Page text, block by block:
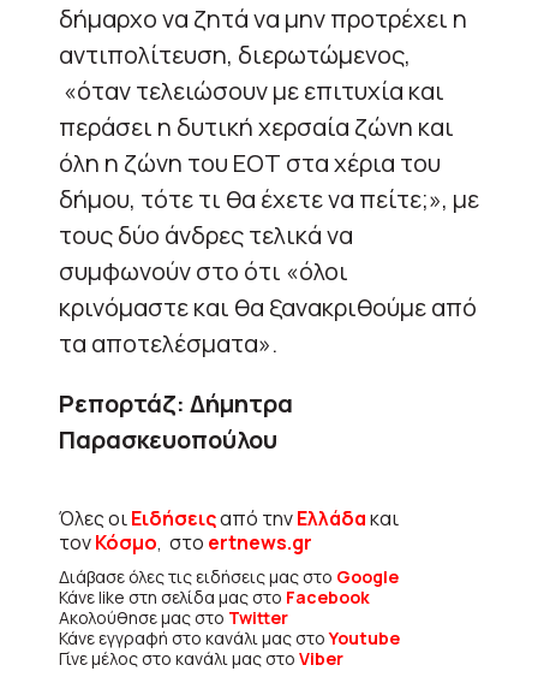
δήμαρχο να ζητά να μην προτρέχει η
αντιπολίτευση, διερωτώμενος,
«όταν τελειώσουν με επιτυχία και
περάσει η δυτική χερσαία ζώνη και
όλη η ζώνη του ΕΟΤ στα χέρια του
δήμου, τότε τι θα έχετε να πείτε;», με
τους δύο άνδρες τελικά να
συμφωνούν στο ότι «όλοι
κρινόμαστε και θα ξανακριθούμε από
τα αποτελέσματα».
Ρεπορτάζ: Δήμητρα
Παρασκευοπούλου
Όλες οιΕιδήσειςαπό τηνΕλλάδακαι
τονΚόσμο, στο ertnews.gr
Διάβασε όλες τις ειδήσεις μας στο Google
Κάνε like στη σελίδα μας στο Facebook
Ακολούθησε μας στο Twitter
Κάνε εγγραφή στο κανάλι μας στοYoutube
Γίνε μέλος στο κανάλι μας στο Viber